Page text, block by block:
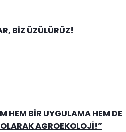
BIZ ÜZÜLÜRÜZ!
HEM BIR UYGULAMA HEM DE
AGROEKOLOJI!”